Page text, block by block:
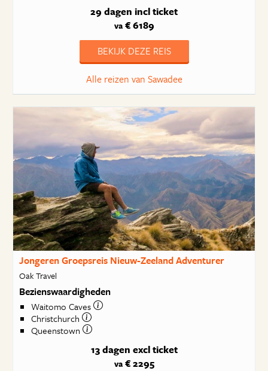
29 dagen incl ticket
va€ 6189
BEKIJK DEZE REIS
Alle reizen van Sawadee
Jongeren Groepsreis Nieuw-Zeeland Adventurer
Oak Travel
Bezienswaardigheden
Waitomo Caves
Christchurch
Queenstown
13 dagen excl ticket
va€ 2295